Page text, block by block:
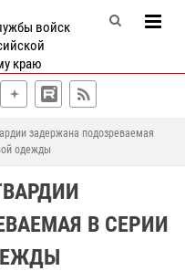
войск
краю
задержана подозреваемая
одежды
В СЕРИИ